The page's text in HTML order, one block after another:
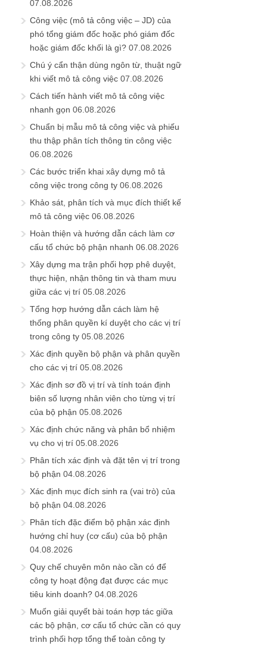
07.08.2026
Công việc (mô tả công việc – JD) của
phó tổng giám đốc hoặc phó giám đốc
hoặc giám đốc khối là gì? 07.08.2026
Chú ý cẩn thận dùng ngôn từ, thuật ngữ
khi viết mô tả công việc 07.08.2026
Cách tiến hành viết mô tả công việc
nhanh gọn 06.08.2026
Chuẩn bị mẫu mô tả công việc và phiếu
thu thập phân tích thông tin công việc
06.08.2026
Các bước triển khai xây dựng mô tả
công việc trong công ty 06.08.2026
Khảo sát, phân tích và mục đích thiết kế
mô tả công việc 06.08.2026
Hoàn thiện và hướng dẫn cách làm cơ
cấu tổ chức bộ phận nhanh 06.08.2026
Xây dựng ma trận phối hợp phê duyệt,
thực hiện, nhận thông tin và tham mưu
giữa các vị trí 05.08.2026
Tổng hợp hướng dẫn cách làm hệ
thống phân quyền kí duyệt cho các vị trí
trong công ty 05.08.2026
Xác định quyền bộ phận và phân quyền
cho các vị trí 05.08.2026
Xác định sơ đồ vị trí và tính toán định
biên số lượng nhân viên cho từng vị trí
của bộ phận 05.08.2026
Xác định chức năng và phân bổ nhiệm
vụ cho vị trí 05.08.2026
Phân tích xác định và đặt tên vị trí trong
bộ phận 04.08.2026
Xác định mục đích sinh ra (vai trò) của
bộ phận 04.08.2026
Phân tích đặc điểm bộ phận xác định
hướng chỉ huy (cơ cấu) của bộ phận
04.08.2026
Quy chế chuyên môn nào cần có để
công ty hoạt động đạt được các mục
tiêu kinh doanh? 04.08.2026
Muốn giải quyết bài toán hợp tác giữa
các bộ phận, cơ cấu tổ chức cần có quy
trình phối hợp tổng thể toàn công ty